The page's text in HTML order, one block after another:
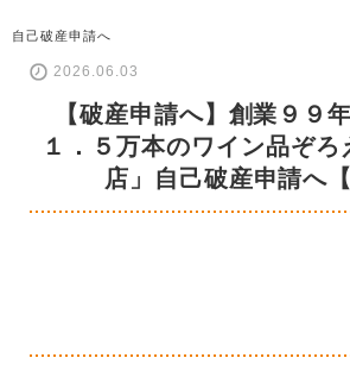
自己破産申請へ
2026.06.03
【破産申請へ】創業９９
１．５万本のワイン品ぞろ
店」自己破産申請へ【